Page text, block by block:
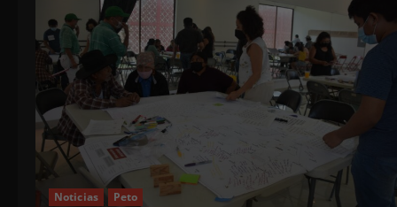
Noticias Peto